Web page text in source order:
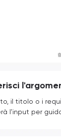
il titolo o i
l'input per